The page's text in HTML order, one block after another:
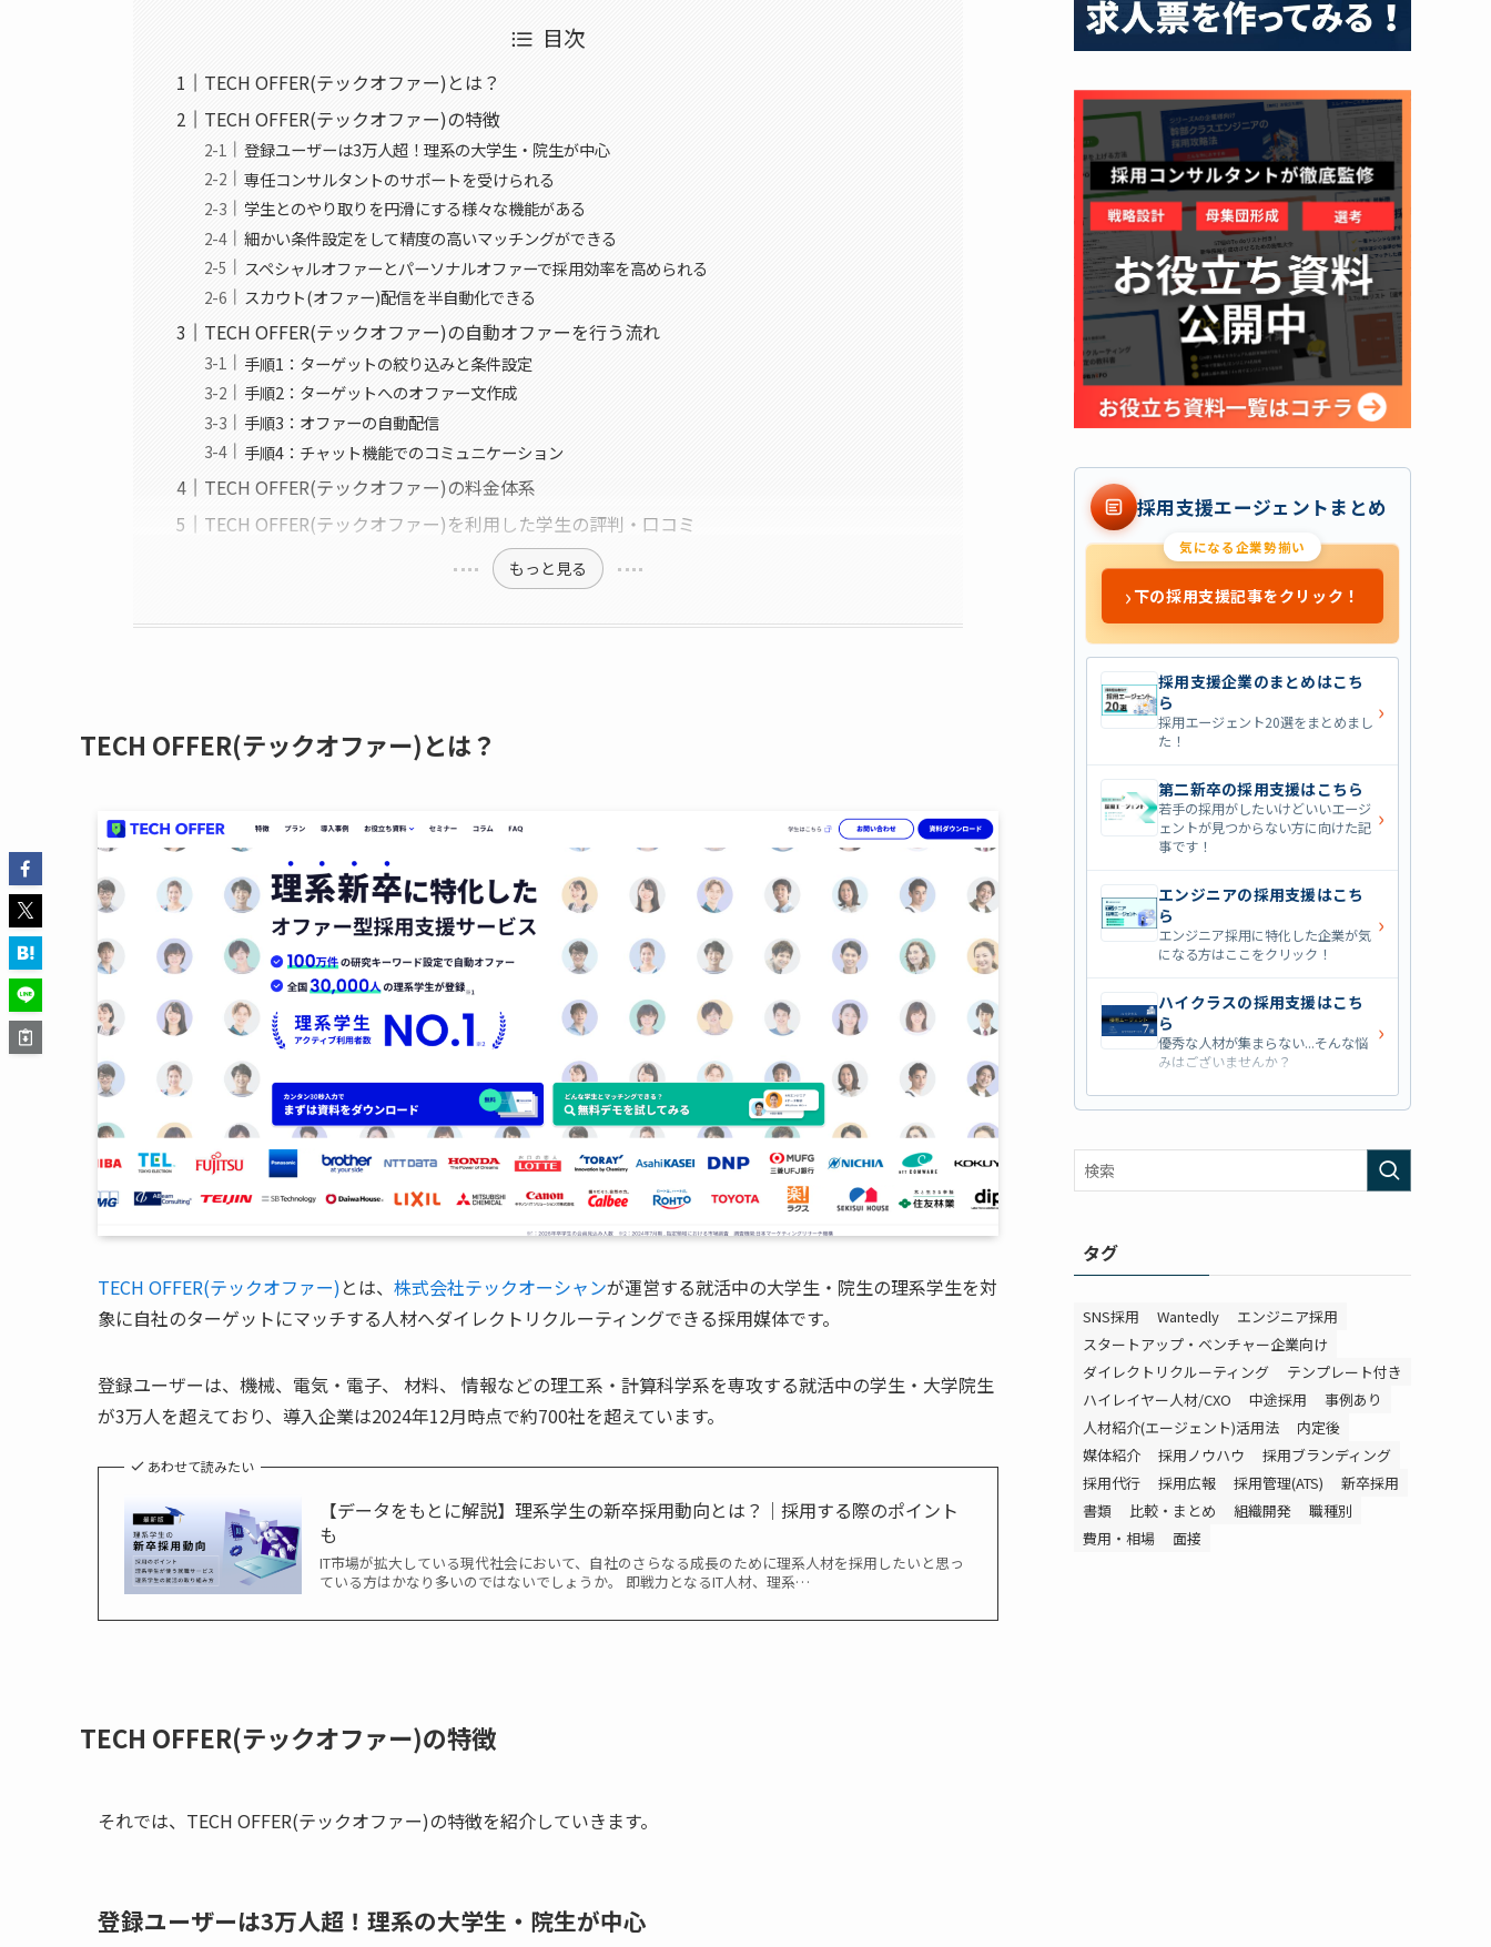
目次
TECH OFFER(テックオファー)とは？
TECH OFFER(テックオファー)の特徴
登録ユーザーは3万人超！理系の大学生・院生が中心
専任コンサルタントのサポートを受けられる
学生とのやり取りを円滑にする様々な機能がある
細かい条件設定をして精度の高いマッチングができる
スペシャルオファーとパーソナルオファーで採用効率を高められる
スカウト(オファー)配信を半自動化できる
TECH OFFER(テックオファー)の自動オファーを行う流れ
手順1：ターゲットの絞り込みと条件設定
手順2：ターゲットへのオファー文作成
手順3：オファーの自動配信
手順4：チャット機能でのコミュニケーション
TECH OFFER(テックオファー)の料金体系
TECH OFFER(テックオファー)を利用した学生の評判・口コミ
もっと見る
TECH OFFER(テックオファー)とは？
TECH OFFER(テックオファー)とは、 株式会社テックオーシャンが運営する就活中の大学生・院生の理系学生を対
象に自社のターゲットにマッチする人材へダイレクトリクルーティングできる採用媒体です。
登録ユーザーは、機械、電気・電子、 材料、 情報などの理工系・計算科学系を専攻する就活中の学生・大学院生
が3万人を超えており、導入企業は2024年12月時点で約700社を超えています。
あわせて読みたい
【データをもとに解説】理系学生の新卒採用動向とは？｜採用する際のポイント
も
IT市場が拡大している現代社会において、自社のさらなる成長のために理系人材を採用したいと思っ
ている方はかなり多いのではないでしょうか。 即戦力となるIT人材、理系…
TECH OFFER(テックオファー)の特徴
それでは、TECH OFFER(テックオファー)の特徴を紹介していきます。
登録ユーザーは3万人超！理系の大学生・院生が中心
採用支援エージェントまとめ
気になる企業勢揃い
›下の採用支援記事をクリック！
採用支援企業のまとめはこち
ら
採用エージェント20選をまとめまし
た！
›
第二新卒の採用支援はこちら
若手の採用がしたいけどいいエージ
ェントが見つからない方に向けた記
事です！
›
エンジニアの採用支援はこち
ら
エンジニア採用に特化した企業が気
になる方はここをクリック！
›
ハイクラスの採用支援はこち
ら
優秀な人材が集まらない...そんな悩
みはございませんか？
›
営業職の採用支援はこちら
した企業を七つ集めました！
外資系の採用支援はこちら
タグ
SNS採用 Wantedly
エンジニア採用
スタートアップ・ベンチャー企業向け
ダイレクトリクルーティング
テンプレート付き
ハイレイヤー人材/CXO
中途採用
事例あり
人材紹介(エージェント)活用法
内定後
媒体紹介
採用ノウハウ
採用ブランディング
採用代行
採用広報 採用管理(ATS)
新卒採用
書類
比較・まとめ 組織開発
職種別
費用・相場
面接